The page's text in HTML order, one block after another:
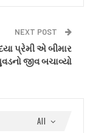
NEXT POST
પ્રેમી એ બીમાર
જીવ બચાવ્યો
All